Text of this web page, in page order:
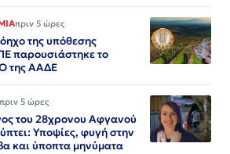
πριν 5 ώρες
της υπόθεσης
παρουσιάστηκε το
της ΑΑΔΕ
πριν 5 ώρες
του 28χρονου Αφγανού
Υποψίες, φυγή στην
και ύποπτα μηνύματα